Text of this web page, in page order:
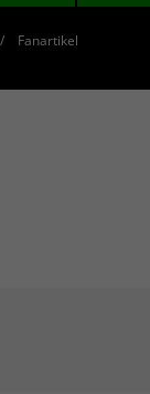
Fanartikel